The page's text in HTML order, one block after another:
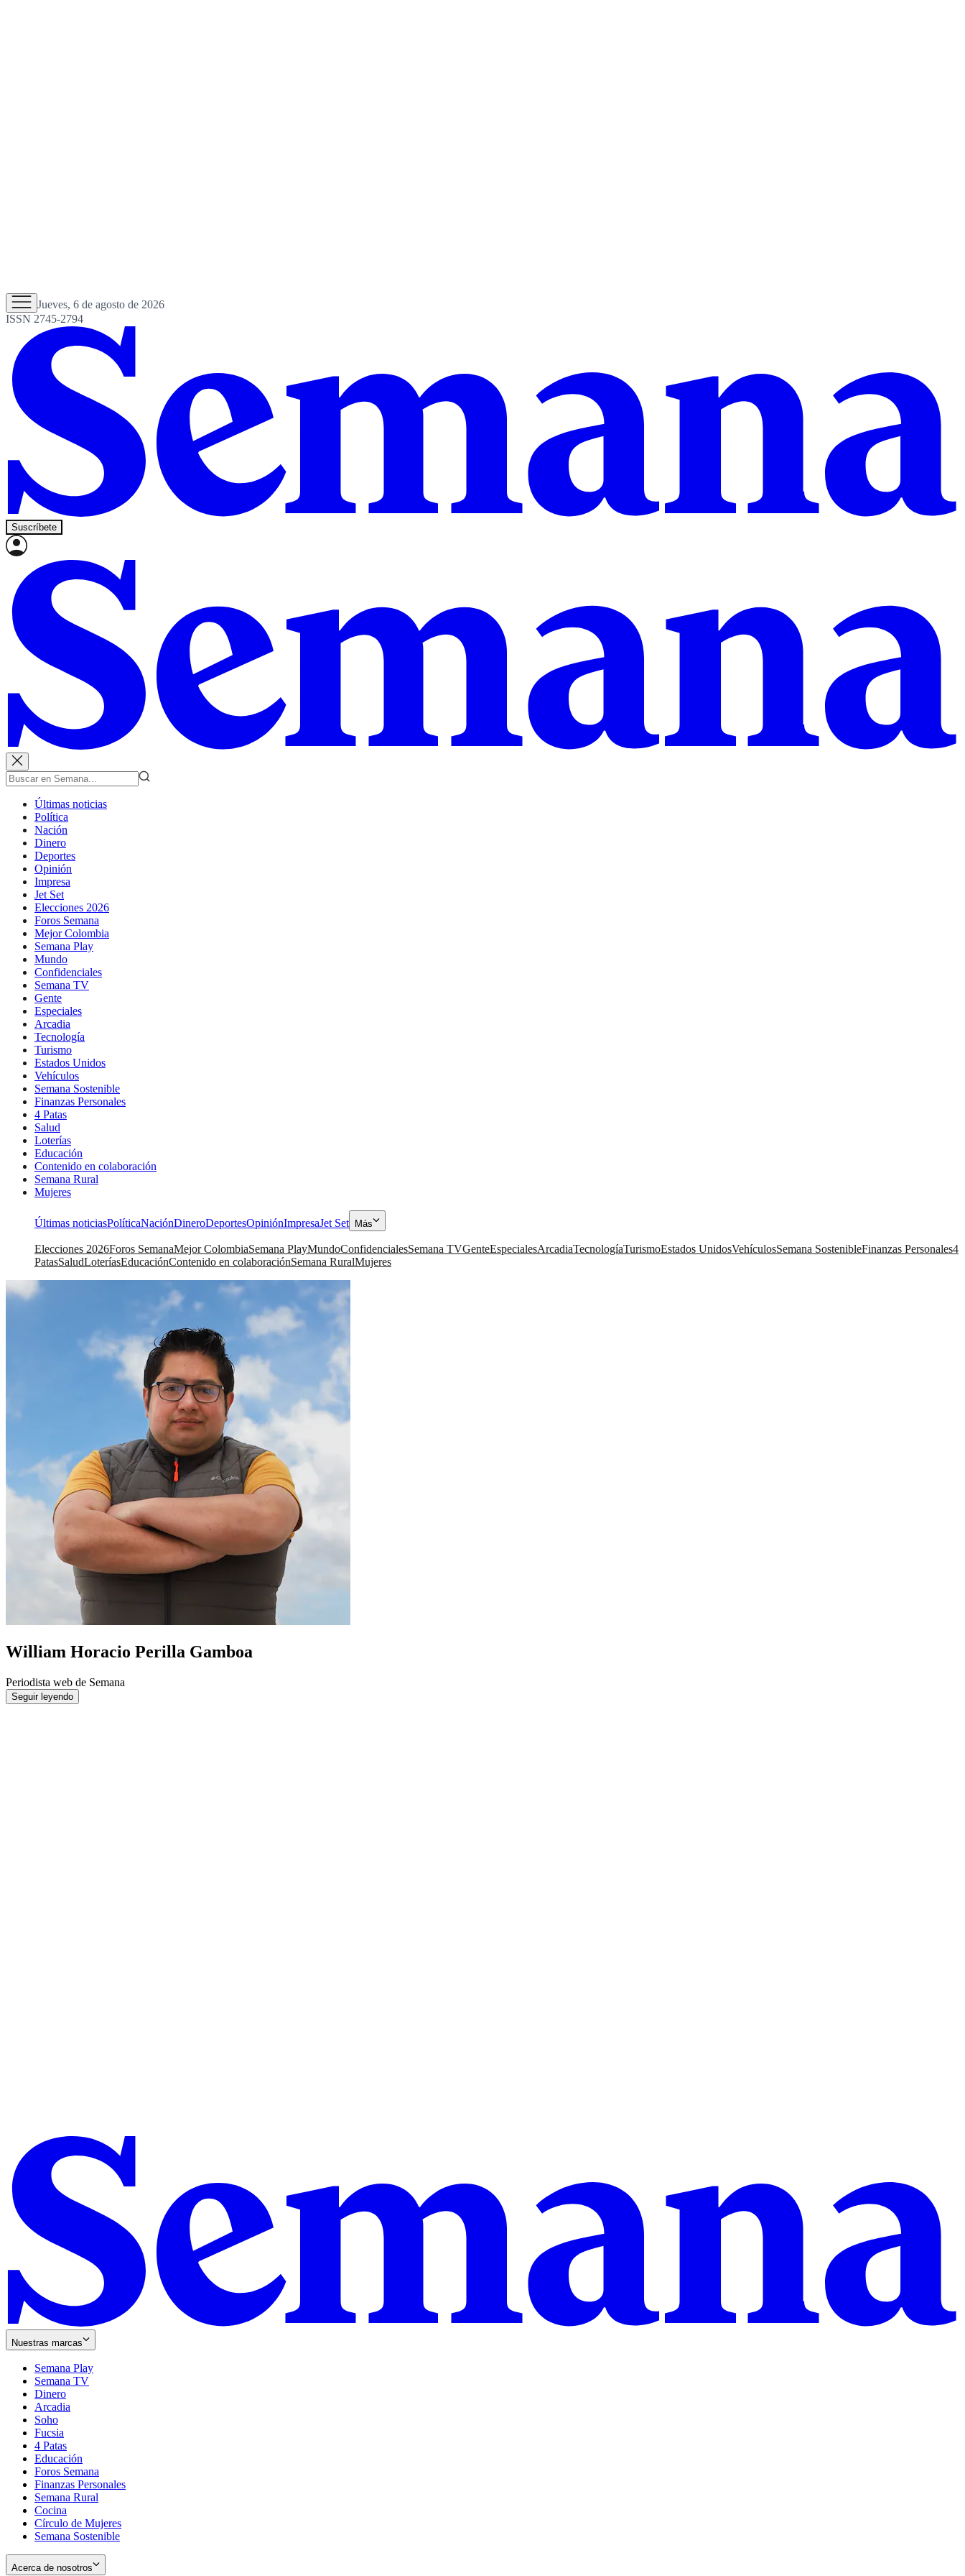
Jueves, 6 de agosto de 2026
ISSN 2745-2794
Suscríbete
Últimas noticias
Política
Nación
Dinero
Deportes
Opinión
Impresa
Jet Set
Elecciones 2026
Foros Semana
Mejor Colombia
Semana Play
Mundo
Confidenciales
Semana TV
Gente
Especiales
Arcadia
Tecnología
Turismo
Estados Unidos
Vehículos
Semana Sostenible
Finanzas Personales
4 Patas
Salud
Loterías
Educación
Contenido en colaboración
Semana Rural
Mujeres
Últimas noticiasPolíticaNaciónDineroDeportesOpiniónImpresaJet Set Más
Elecciones 2026Foros SemanaMejor ColombiaSemana PlayMundoConfidencialesSemana TVGenteEspecialesArcadiaTecnologíaTurismoEstados UnidosVehículosSemana SostenibleFinanzas Personales4
PatasSaludLoteríasEducaciónContenido en colaboraciónSemana RuralMujeres
William Horacio Perilla Gamboa
Periodista web de Semana
Seguir leyendo
Nuestras marcas
Semana Play
Semana TV
Dinero
Arcadia
Soho
in
new
window
Fucsia
in
new
window
4 Patas
Educación
Foros Semana
Finanzas Personales
Semana Rural
Cocina
Círculo de Mujeres
Semana Sostenible
Acerca de nosotros